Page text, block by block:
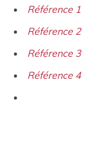
Référence 1
Référence 2
Référence 3
Référence 4